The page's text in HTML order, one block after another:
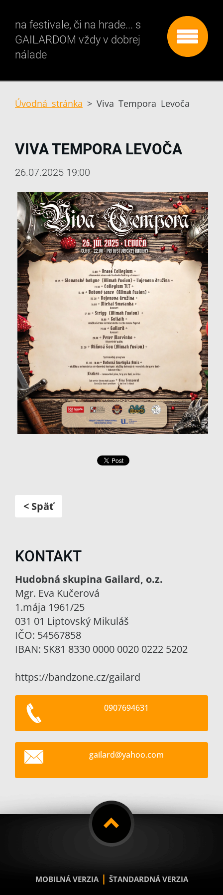
na festivale, či na hrade... s
GAILARDOM vždy v dobrej
nálade
Úvodná stránka > Viva Tempora Levoča
VIVA TEMPORA LEVOČA
26.07.2025 19:00
< Späť
KONTAKT
Hudobná skupina Gailard, o.z.
Mgr. Eva Kučerová
1.mája 1961/25
031 01 Liptovský Mikuláš
IČO: 54567858
IBAN: SK81 8330 0000 0020 0222 5202
https://bandzone.cz/gailard
0907694631
gailard@yahoo.com
MOBILNÁ VERZIA | ŠTANDARDNÁ VERZIA